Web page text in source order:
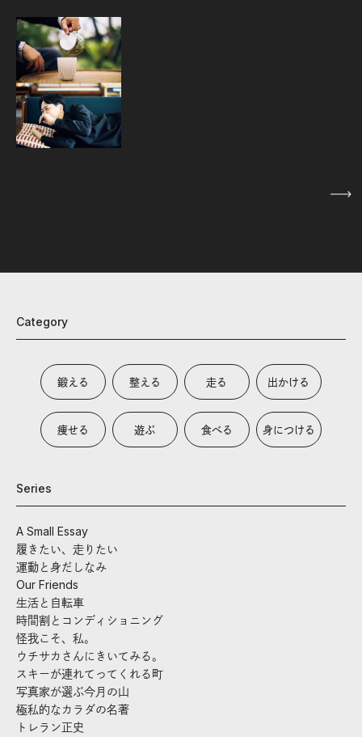
Category
鍛える 整える 走る 出かける
痩せる 遊ぶ 食べる 身につける
Series
A Small Essay
履きたい、走りたい
運動と身だしなみ
Our Friends
生活と自転車
時間割とコンディショニング
怪我こそ、私。
ウチサカさんにきいてみる。
スキーが連れてってくれる町
写真家が選ぶ今月の山
極私的なカラダの名著
トレラン正史